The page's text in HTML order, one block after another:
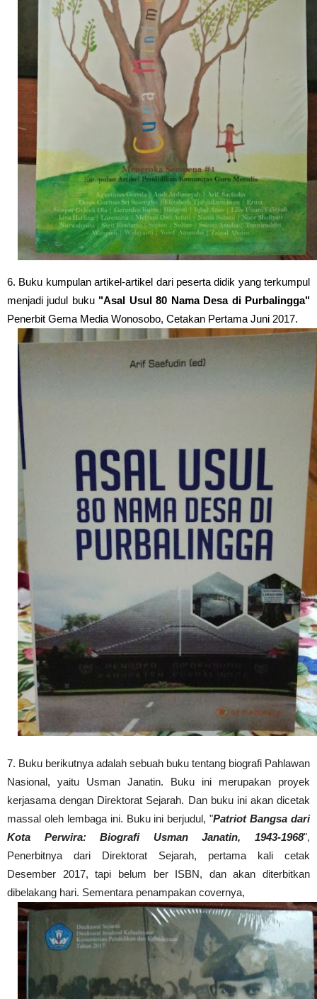
6. Buku kumpulan artikel-artikel dari peserta didik yang terkumpul
menjadi judul buku "Asal Usul 80 Nama Desa di Purbalingga"
Penerbit Gema Media Wonosobo, Cetakan Pertama Juni 2017.
7. Buku berikutnya adalah sebuah buku tentang biografi Pahlawan
Nasional, yaitu Usman Janatin. Buku ini merupakan proyek
kerjasama dengan Direktorat Sejarah. Dan buku ini akan dicetak
massal oleh lembaga ini. Buku ini berjudul, "Patriot Bangsa dari
Kota Perwira: Biografi Usman Janatin, 1943-1968",
Penerbitnya dari Direktorat Sejarah, pertama kali cetak
Desember 2017, tapi belum ber ISBN, dan akan diterbitkan
dibelakang hari. Sementara penampakan covernya,